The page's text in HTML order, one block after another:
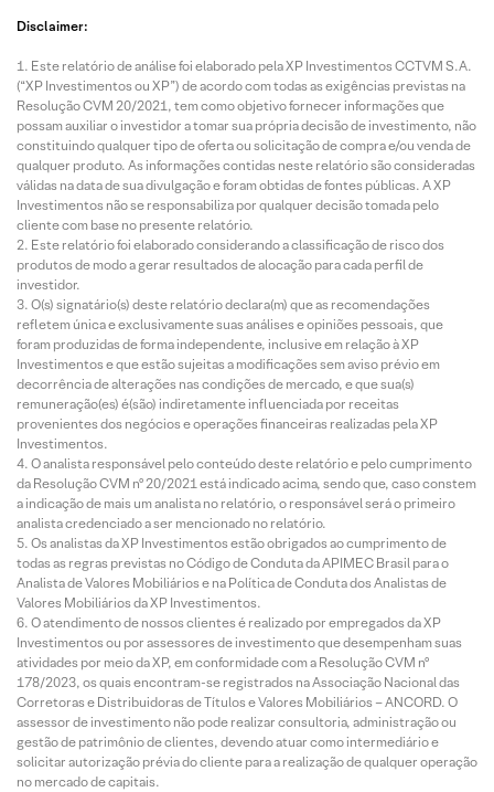
Disclaimer:
Este relatório de análise foi elaborado pela XP Investimentos CCTVM S.A.
(“XP Investimentos ou XP”) de acordo com todas as exigências previstas na
Resolução CVM 20/2021, tem como objetivo fornecer informações que
possam auxiliar o investidor a tomar sua própria decisão de investimento, não
constituindo qualquer tipo de oferta ou solicitação de compra e/ou venda de
qualquer produto. As informações contidas neste relatório são consideradas
válidas na data de sua divulgação e foram obtidas de fontes públicas. A XP
Investimentos não se responsabiliza por qualquer decisão tomada pelo
cliente com base no presente relatório.
Este relatório foi elaborado considerando a classificação de risco dos
produtos de modo a gerar resultados de alocação para cada perfil de
investidor.
O(s) signatário(s) deste relatório declara(m) que as recomendações
refletem única e exclusivamente suas análises e opiniões pessoais, que
foram produzidas de forma independente, inclusive em relação à XP
Investimentos e que estão sujeitas a modificações sem aviso prévio em
decorrência de alterações nas condições de mercado, e que sua(s)
remuneração(es) é(são) indiretamente influenciada por receitas
provenientes dos negócios e operações financeiras realizadas pela XP
Investimentos.
O analista responsável pelo conteúdo deste relatório e pelo cumprimento
da Resolução CVM nº 20/2021 está indicado acima, sendo que, caso constem
a indicação de mais um analista no relatório, o responsável será o primeiro
analista credenciado a ser mencionado no relatório.
Os analistas da XP Investimentos estão obrigados ao cumprimento de
todas as regras previstas no Código de Conduta da APIMEC Brasil para o
Analista de Valores Mobiliários e na Política de Conduta dos Analistas de
Valores Mobiliários da XP Investimentos.
O atendimento de nossos clientes é realizado por empregados da XP
Investimentos ou por assessores de investimento que desempenham suas
atividades por meio da XP, em conformidade com a Resolução CVM nº
178/2023, os quais encontram-se registrados na Associação Nacional das
Corretoras e Distribuidoras de Títulos e Valores Mobiliários – ANCORD. O
assessor de investimento não pode realizar consultoria, administração ou
gestão de patrimônio de clientes, devendo atuar como intermediário e
solicitar autorização prévia do cliente para a realização de qualquer operação
no mercado de capitais.